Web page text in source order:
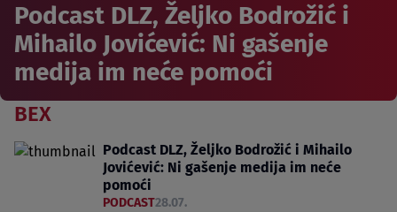
Podcast DLZ, Željko Bodrožić i
Mihailo Jovićević: Ni gašenje
medija im neće pomoći
BEX
Podcast DLZ, Željko Bodrožić i Mihailo
Jovićević: Ni gašenje medija im neće
pomoći
PODCAST28.07.